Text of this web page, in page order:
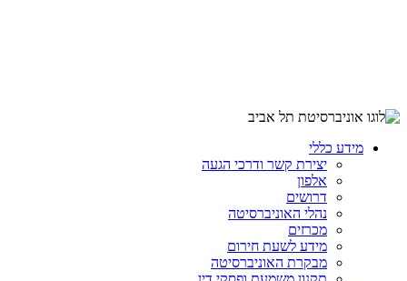
מידע כללי
יצירת קשר ודרכי הגעה
אלפון
דרושים
נהלי האוניברסיטה
מכרזים
מידע לשעת חירום
מבקרת האוניברסיטה